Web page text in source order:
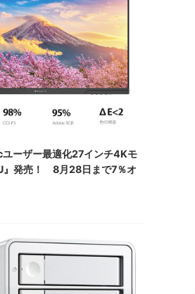
ーザー最適化27インチ4Kモ
』発売！ 8月28日まで7％オ